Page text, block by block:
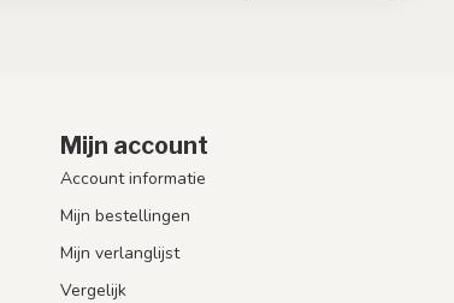
Mijn account
Account informatie
Mijn bestellingen
Mijn verlanglijst
Vergelijk